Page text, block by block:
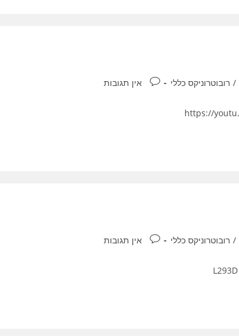
/ רובוטרוניקס כללי תגובות:אין תגובות
/ רובוטרוניקס כללי תגובות:אין תגובות